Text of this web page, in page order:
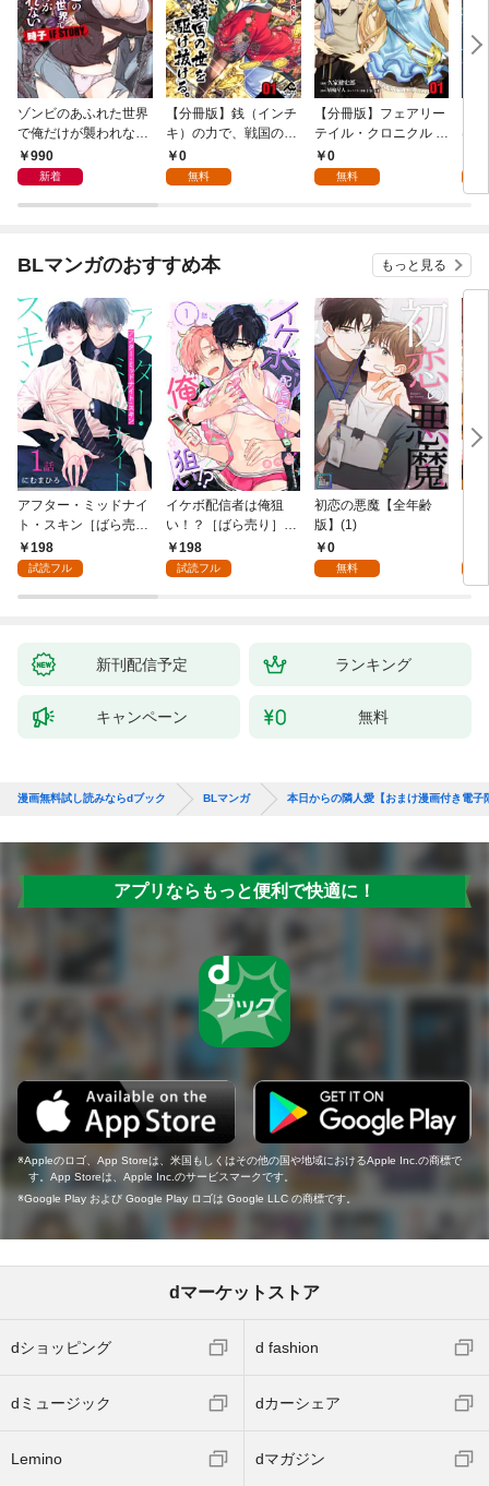
ゾンビのあふれた世界
で俺だけが襲われない
時子 IF STORY 1
990
新着
【分冊版】銭（インチ
キ）の力で、戦国の世
を駆け抜ける。 第1話
0
無料
【分冊版】フェアリー
テイル・クロニクル ～
空気読まない異世界ラ
イフ～ 第1話
0
無料
は
BLマンガのおすすめ本 もっと見る
アフター・ミッドナイ
ト・スキン［ばら売
り］ 第1話
198
試読フル
イケボ配信者は俺狙
い！？［ばら売り］
第1話
198
試読フル
初恋の悪魔【全年齢
版】(1)
0
無料
新刊配信予定 ランキング
キャンペーン 無料
漫画無料試し読みならdブック BLマンガ 本日からの隣人愛【おまけ漫画付き電子
アプリならもっと便利で快適に！
Appleのロゴ、App Storeは、米国もしくはその他の国や地域におけるApple Inc.の商標で
す。App Storeは、Apple Inc.のサービスマークです。
Google Play および Google Play ロゴは Google LLC の商標です。
dマーケットストア
dショッピング d fashion
dミュージック dカーシェア
Lemino dマガジン